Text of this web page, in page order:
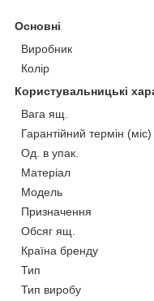
Основні
Виробник
Колір
Користувальницькі
Вага ящ.
Гарантійний термін (міс)
Од. в упак.
Матеріал
Мoдель
Призначення
Обсяг ящ.
Країна бренду
Тип
Тип виробу